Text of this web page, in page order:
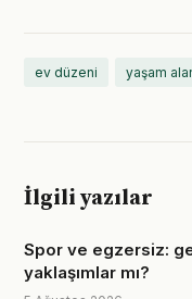
ev düzeni yaşam
İlgili yazılar
Spor ve egzersiz:
yaklaşımlar mı?